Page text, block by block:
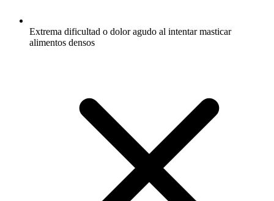
Extrema dificultad o dolor agudo al intentar masticar
alimentos densos